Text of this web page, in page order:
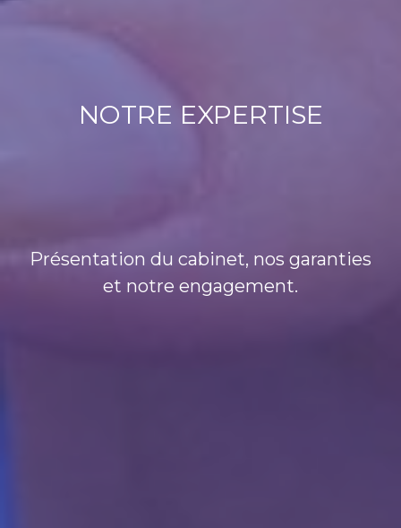
NOTRE EXPERTISE
Présentation du cabinet, nos garanties
et notre engagement.